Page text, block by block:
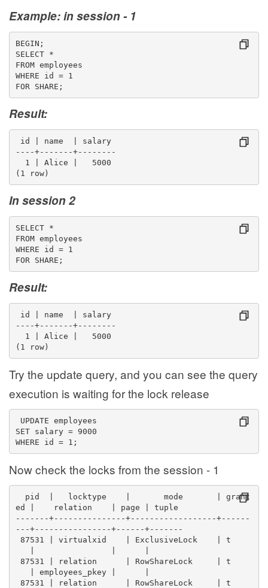
Example: in session - 1
BEGIN;
SELECT *
FROM employees
WHERE id = 1
FOR SHARE;
Result:
id | name  | salary
----+-------+--------
1 | Alice |   5000
(1 row)
In session 2
SELECT *
FROM employees
WHERE id = 1
FOR SHARE;
Result:
id | name  | salary
----+-------+--------
1 | Alice |   5000
(1 row)
Try the update query, and you can see the query
execution is waiting for the lock release
UPDATE employees
SET salary = 9000
WHERE id = 1;
Now check the locks from the session - 1
pid  |   locktype    |       mode       | grant
ed |    relation    | page | tuple
-------+---------------+------------------+------
---+----------------+------+-------
87531 | virtualxid    | ExclusiveLock    | t
87531 | relation      | RowShareLock     | t
| employees_pkey |      |
87531 | relation      | RowShareLock     | t